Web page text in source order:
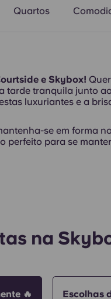
Quartos
e Skybox!
tarde tranquila junto
luxuriantes e a
se em forma
perfeito para se
na
🔥 Escolhas